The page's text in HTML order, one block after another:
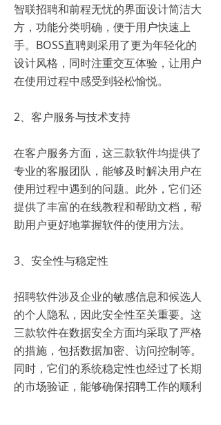
智联招聘和前程无忧的界面设计简洁大
方，功能分类明确，便于用户快速上
手。BOSS直聘则采用了更为年轻化的
设计风格，同时注重交互体验，让用户
在使用过程中感受到轻松愉悦。
2、客户服务与技术支持
在客户服务方面，这三款软件均提供了
专业的客服团队，能够及时解决用户在
使用过程中遇到的问题。此外，它们还
提供了丰富的在线教程和帮助文档，帮
助用户更好地掌握软件的使用方法。
3、安全性与稳定性
招聘软件涉及企业的敏感信息和候选人
的个人隐私，因此安全性至关重要。这
三款软件在数据安全方面均采取了严格
的措施，包括数据加密、访问控制等。
同时，它们的系统稳定性也经过了长期
的市场验证，能够确保招聘工作的顺利